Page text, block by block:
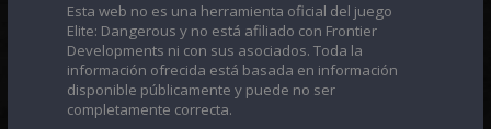
Esta web no es una herramienta oficial del juego
Elite: Dangerous y no está afiliado con Frontier
Developments ni con sus asociados. Toda la
información ofrecida está basada en información
disponible públicamente y puede no ser
completamente correcta.